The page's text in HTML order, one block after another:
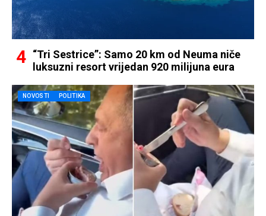
“Tri Sestrice”: Samo 20 km od Neuma niče
luksuzni resort vrijedan 920 milijuna eura
NOVOSTI POLITIKA